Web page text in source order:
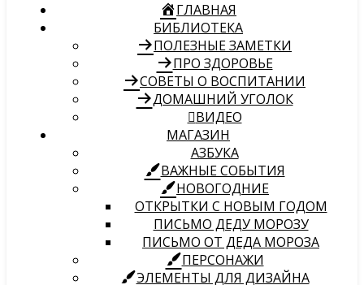
ГЛАВНАЯ
БИБЛИОТЕКА
ПОЛЕЗНЫЕ ЗАМЕТКИ
ПРО ЗДОРОВЬЕ
СОВЕТЫ О ВОСПИТАНИИ
ДОМАШНИЙ УГОЛОК
ВИДЕО
МАГАЗИН
АЗБУКА
ВАЖНЫЕ СОБЫТИЯ
НОВОГОДНИЕ
ОТКРЫТКИ С НОВЫМ ГОДОМ
ПИСЬМО ДЕДУ МОРОЗУ
ПИСЬМО ОТ ДЕДА МОРОЗА
ПЕРСОНАЖИ
ЭЛЕМЕНТЫ ДЛЯ ДИЗАЙНА